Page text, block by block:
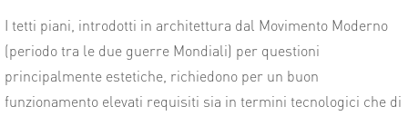
I tetti piani, introdotti in architettura dal Movimento Moderno
(periodo tra le due guerre Mondiali) per questioni
principalmente estetiche, richiedono per un buon
funzionamento elevati requisiti sia in termini tecnologici che di